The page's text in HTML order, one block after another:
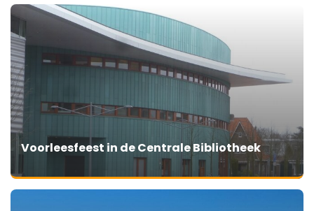
Voorleesfeest in de Centrale Bibliotheek